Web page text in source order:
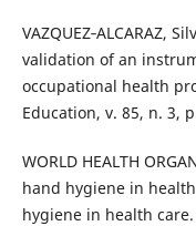
VAZQUEZ‐ALCARAZ,
validation of an
occupational health
Education, v. 85, n. 3,
WORLD HEALTH
hand hygiene in
hygiene in health care.